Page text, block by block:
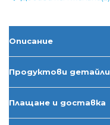
Описание
Продуктови детайли
Плащане и доставка